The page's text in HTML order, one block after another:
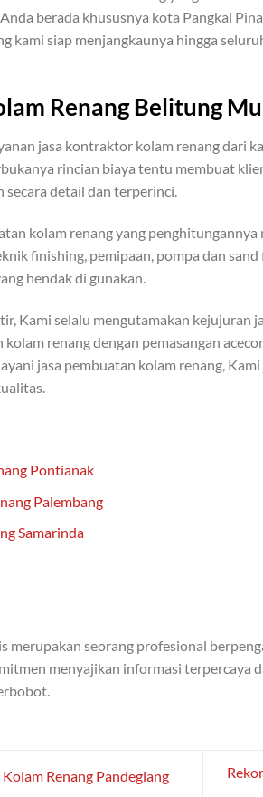
berada khususnya kota Pangkal
kami siap menjangkaunya hingga
Renang Belitung
jasa kontraktor kolam renang dari
rincian biaya tentu membuat
secara detail dan terperinci.
kolam renang yang
finishing, pemipaan, pompa dan
hendak di gunakan.
Kami selalu mengutamakan kejujuran
renang dengan pemasangan
jasa pembuatan kolam renang,
Pontianak
Palembang
Samarinda
merupakan seorang profesional
menyajikan informasi terpercaya
Renang Pandeglang